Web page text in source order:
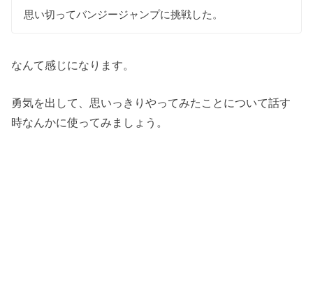
思い切ってバンジージャンプに挑戦した。
なんて感じになります。
勇気を出して、思いっきりやってみたことについて話す
時なんかに使ってみましょう。